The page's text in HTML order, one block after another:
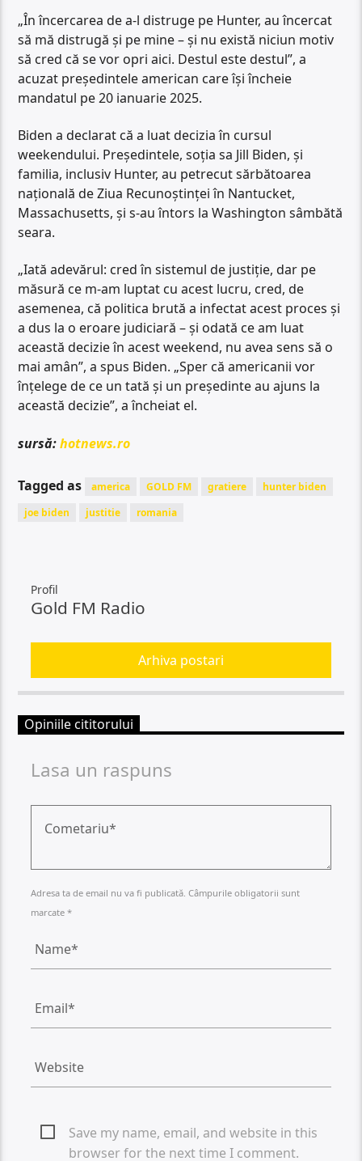
„În încercarea de a-l distruge pe Hunter, au încercat
să mă distrugă și pe mine – și nu există niciun motiv
să cred că se vor opri aici. Destul este destul”, a
acuzat președintele american care își încheie
mandatul pe 20 ianuarie 2025.
Biden a declarat că a luat decizia în cursul
weekendului. Președintele, soția sa Jill Biden, și
familia, inclusiv Hunter, au petrecut sărbătoarea
națională de Ziua Recunoștinței în Nantucket,
Massachusetts, și s-au întors la Washington sâmbătă
seara.
„Iată adevărul: cred în sistemul de justiție, dar pe
măsură ce m-am luptat cu acest lucru, cred, de
asemenea, că politica brută a infectat acest proces și
a dus la o eroare judiciară – și odată ce am luat
această decizie în acest weekend, nu avea sens să o
mai amân”, a spus Biden. „Sper că americanii vor
înțelege de ce un tată și un președinte au ajuns la
această decizie”, a încheiat el.
sursă:hotnews.ro
Tagged as america GOLD FM gratiere
hunter biden
joe biden
justitie romania
Profil
Gold FM Radio
Arhiva postari
Opiniile cititorului
Lasa un raspuns
Adresa ta de email nu va fi publicată. Câmpurile obligatorii sunt
marcate *
Save my name, email, and website in this
browser for the next time I comment.